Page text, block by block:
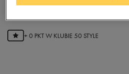
0.0(0)
0złz Vat
+ 0 PKT W KLUBIE 50 STYLE